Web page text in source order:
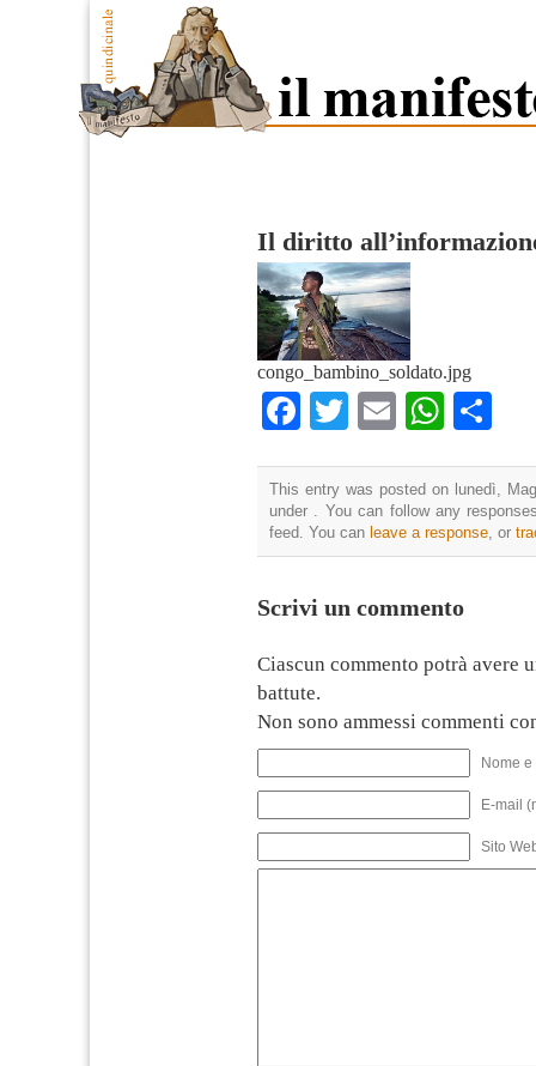
Il diritto
congo_bambino_soldato.jpg
Facebook
TwitterEmail
This entry was posted on lunedì,
under . You can follow any
feed. You can leave a response, or
Scrivi un commento
Ciascun commento potrà avere
battute.
Non sono ammessi commenti
Nome
E-mail
Sito